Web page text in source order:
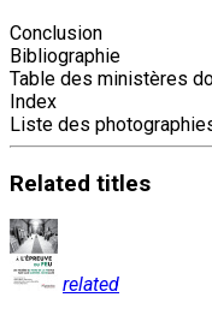
Conclusion
Bibliographie
Table des ministères
Index
Liste des
Related titles
related